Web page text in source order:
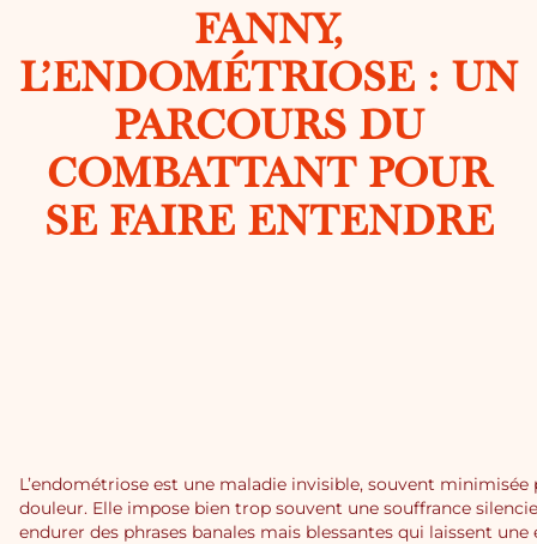
FANNY,
L’ENDOMÉTRIOSE : UN
PARCOURS DU
COMBATTANT POUR
SE FAIRE ENTENDRE
L’endométriose est une maladie invisible, souvent
douleur. Elle impose bien trop souvent une souffrance
endurer des phrases banales mais blessantes qui laissent